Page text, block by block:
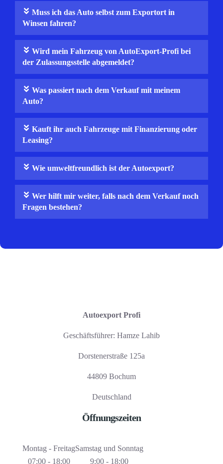
Muss ich das Auto selbst zum Exportort in
Winsen fahren?
Wird mein Fahrzeug von AutoExport‑Profi bei
der Zulassungsstelle abgemeldet?
Was passiert nach dem Verkauf mit meinem
Auto?
Kauft ihr auch Fahrzeuge mit Finanzierung oder
Leasing?
Wie umweltfreundlich ist der Autoexport?
Wer hilft mir weiter, falls nach dem Verkauf noch
Fragen bestehen?
Autoexport Profi
Geschäftsführer: Hamze Lahib
Dorstenerstraße 125a
44809 Bochum
Deutschland
Öffnungszeiten
Montag - Freitag
07:00 - 18:00
Samstag und Sonntag
9:00 - 18:00